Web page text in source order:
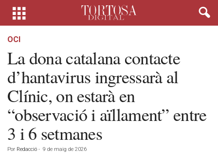
OCI
La dona catalana contacte
d’hantavirus ingressarà al
Clínic, on estarà en
“observació i aïllament” entre
3 i 6 setmanes
Por Redacció - 9 de maig de 2026